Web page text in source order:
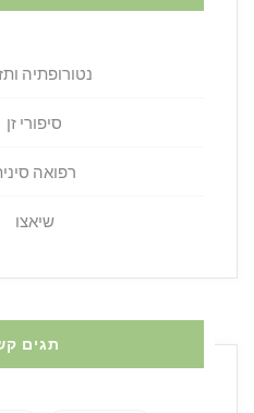
נטורופתיה
סיפורי זן
רפואה
שיאצו
תגים